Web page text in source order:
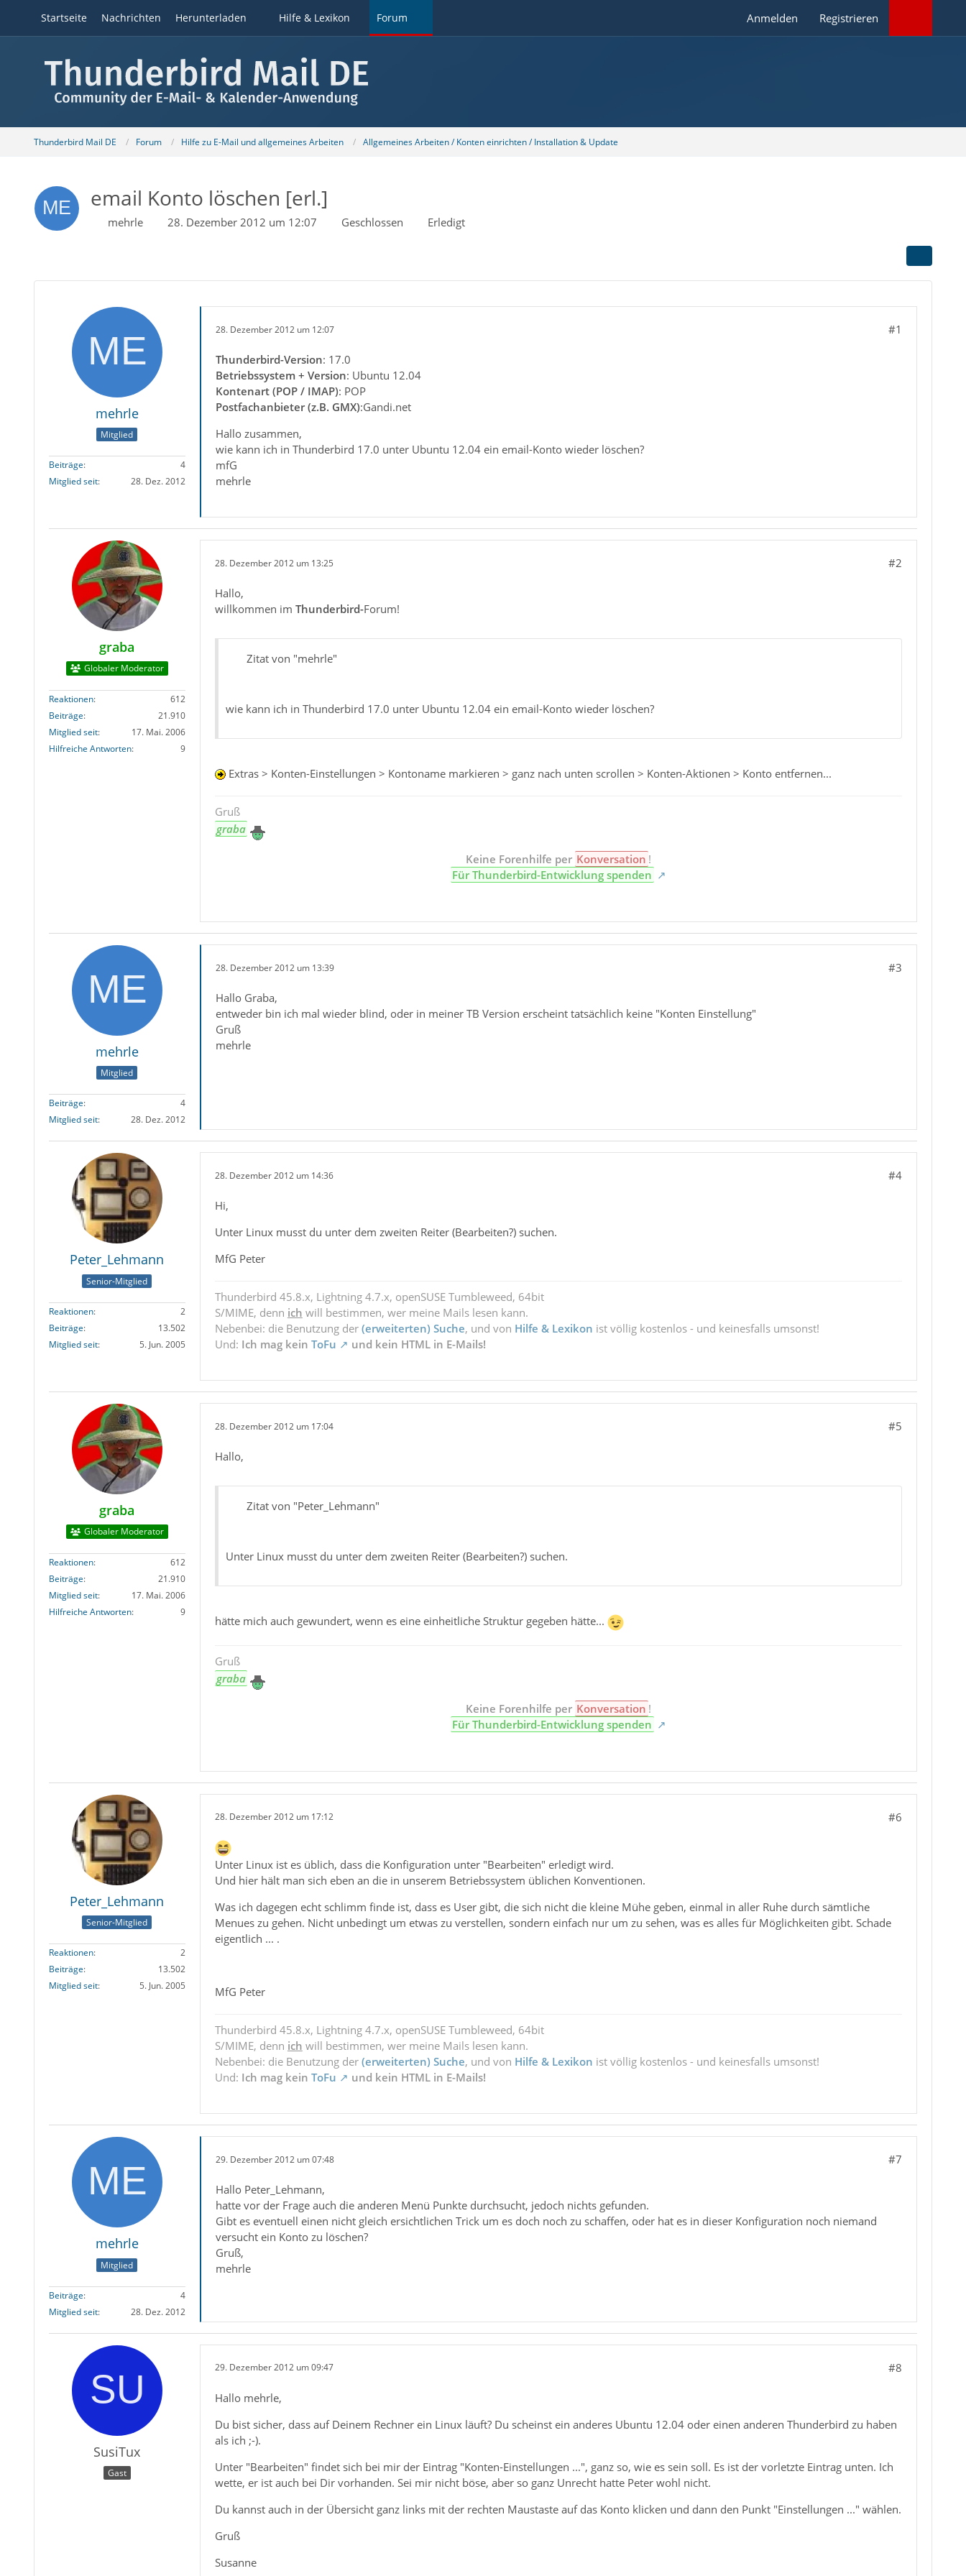
Startseite Nachrichten Herunterladen Hilfe & Lexikon Forum Anmelden Registrieren
Thunderbird Mail DE Forum Hilfe zu E-Mail und allgemeines Arbeiten Allgemeines Arbeiten / Konten einrichten / Installation & Update
email Konto löschen [erl.]
mehrle 28. Dezember 2012 um 12:07 Geschlossen Erledigt
mehrle
Mitglied
Beiträge
4
Mitglied seit
28. Dez. 2012
28. Dezember 2012 um 12:07 #1
Thunderbird-Version: 17.0
Betriebssystem + Version: Ubuntu 12.04
Kontenart (POP / IMAP): POP
Postfachanbieter (z.B. GMX):Gandi.net
Hallo zusammen,
wie kann ich in Thunderbird 17.0 unter Ubuntu 12.04 ein email-Konto wieder löschen?
mfG
mehrle
graba
Globaler Moderator
Reaktionen
612
Beiträge
21.910
Mitglied seit
17. Mai. 2006
Hilfreiche Antworten
9
28. Dezember 2012 um 13:25 #2
Hallo,
willkommen im Thunderbird-Forum!
Zitat von "mehrle"
wie kann ich in Thunderbird 17.0 unter Ubuntu 12.04 ein email-Konto wieder löschen?
Extras > Konten-Einstellungen > Kontoname markieren > ganz nach unten scrollen > Konten-Aktionen > Konto entfernen...
Gruß
graba
Keine Forenhilfe per Konversation !
Für Thunderbird-Entwicklung spenden
mehrle
Mitglied
Beiträge
4
Mitglied seit
28. Dez. 2012
28. Dezember 2012 um 13:39 #3
Hallo Graba,
entweder bin ich mal wieder blind, oder in meiner TB Version erscheint tatsächlich keine "Konten Einstellung"
Gruß
mehrle
Peter_Lehmann
Senior-Mitglied
Reaktionen
2
Beiträge
13.502
Mitglied seit
5. Jun. 2005
28. Dezember 2012 um 14:36 #4
Hi,
Unter Linux musst du unter dem zweiten Reiter (Bearbeiten?) suchen.
MfG Peter
Thunderbird 45.8.x, Lightning 4.7.x, openSUSE Tumbleweed, 64bit
S/MIME, denn ich will bestimmen, wer meine Mails lesen kann.
Nebenbei: die Benutzung der (erweiterten) Suche, und von Hilfe & Lexikon ist völlig kostenlos - und keinesfalls umsonst!
Und: Ich mag kein ToFu und kein HTML in E-Mails!
graba
Globaler Moderator
Reaktionen
612
Beiträge
21.910
Mitglied seit
17. Mai. 2006
Hilfreiche Antworten
9
28. Dezember 2012 um 17:04 #5
Hallo,
Zitat von "Peter_Lehmann"
Unter Linux musst du unter dem zweiten Reiter (Bearbeiten?) suchen.
hätte mich auch gewundert, wenn es eine einheitliche Struktur gegeben hätte...
Gruß
graba
Keine Forenhilfe per Konversation !
Für Thunderbird-Entwicklung spenden
Peter_Lehmann
Senior-Mitglied
Reaktionen
2
Beiträge
13.502
Mitglied seit
5. Jun. 2005
28. Dezember 2012 um 17:12 #6
Unter Linux ist es üblich, dass die Konfiguration unter "Bearbeiten" erledigt wird.
Und hier hält man sich eben an die in unserem Betriebssystem üblichen Konventionen.
Was ich dagegen echt schlimm finde ist, dass es User gibt, die sich nicht die kleine Mühe geben, einmal in aller Ruhe durch sämtliche
Menues zu gehen. Nicht unbedingt um etwas zu verstellen, sondern einfach nur um zu sehen, was es alles für Möglichkeiten gibt. Schade
eigentlich ... .
MfG Peter
Thunderbird 45.8.x, Lightning 4.7.x, openSUSE Tumbleweed, 64bit
S/MIME, denn ich will bestimmen, wer meine Mails lesen kann.
Nebenbei: die Benutzung der (erweiterten) Suche, und von Hilfe & Lexikon ist völlig kostenlos - und keinesfalls umsonst!
Und: Ich mag kein ToFu und kein HTML in E-Mails!
mehrle
Mitglied
Beiträge
4
Mitglied seit
28. Dez. 2012
29. Dezember 2012 um 07:48 #7
Hallo Peter_Lehmann,
hatte vor der Frage auch die anderen Menü Punkte durchsucht, jedoch nichts gefunden.
Gibt es eventuell einen nicht gleich ersichtlichen Trick um es doch noch zu schaffen, oder hat es in dieser Konfiguration noch niemand
versucht ein Konto zu löschen?
Gruß,
mehrle
SusiTux
Gast
29. Dezember 2012 um 09:47 #8
Hallo mehrle,
Du bist sicher, dass auf Deinem Rechner ein Linux läuft? Du scheinst ein anderes Ubuntu 12.04 oder einen anderen Thunderbird zu haben
als ich ;-).
Unter "Bearbeiten" findet sich bei mir der Eintrag "Konten-Einstellungen ...", ganz so, wie es sein soll. Es ist der vorletzte Eintrag unten. Ich
wette, er ist auch bei Dir vorhanden. Sei mir nicht böse, aber so ganz Unrecht hatte Peter wohl nicht.
Du kannst auch in der Übersicht ganz links mit der rechten Maustaste auf das Konto klicken und dann den Punkt "Einstellungen ..." wählen.
Gruß
Susanne